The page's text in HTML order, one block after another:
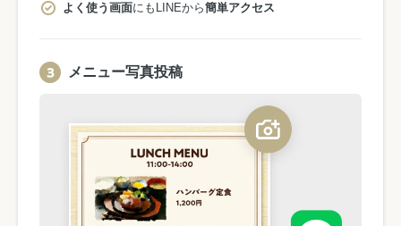
よく使う画面にもLINEから簡単アクセス
メニュー写真投稿